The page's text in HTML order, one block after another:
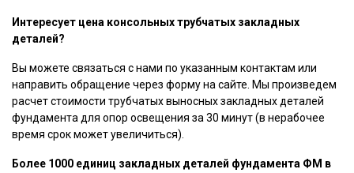
Интересует цена консольных трубчатых закладных
деталей?
Вы можете связаться с нами по указанным контактам или
направить обращение через форму на сайте. Мы произведем
расчет стоимости трубчатых выносных закладных деталей
фундамента для опор освещения за 30 минут (в нерабочее
время срок может увеличиться).
Более 1000 единиц закладных деталей фундамента ФМ в